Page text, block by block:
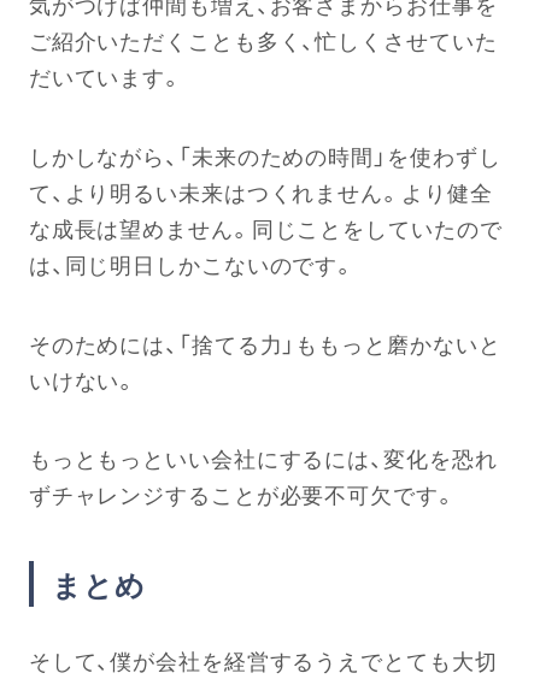
ご紹介いただくことも多く、忙しくさせていた
だいています。
しかしながら、「未来のための時間」を使わずし
て、より明るい未来はつくれません。より健全
な成長は望めません。同じことをしていたので
は、同じ明日しかこないのです。
そのためには、「捨てる力」ももっと磨かないと
いけない。
もっともっといい会社にするには、変化を恐れ
ずチャレンジすることが必要不可欠です。
まとめ
そして、僕が会社を経営するうえでとても大切